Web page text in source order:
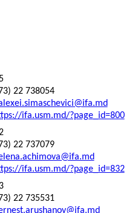
22 738054
ifa.usm.md/?page_id=800
22 737079
ifa.usm.md/?page_id=832
22 735531